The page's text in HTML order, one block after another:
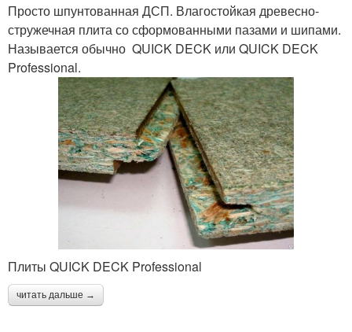
Просто шпунтованная ДСП. Влагостойкая древесно-
стружечная плита со сформованными пазами и шипами.
Называется обычно QUICK DECK или QUICK DECK
Professional.
Плиты QUICK DECK Professional
читать дальше →